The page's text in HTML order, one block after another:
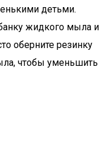
детьми.
жидкого мыла и
оберните резинку
чтобы уменьшить